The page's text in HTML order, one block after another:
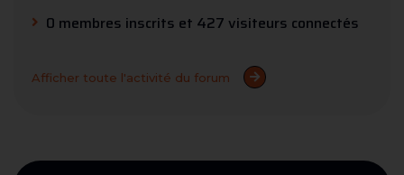
0 membres inscrits et 427 visiteurs connectés
Afficher toute l'activité du forum